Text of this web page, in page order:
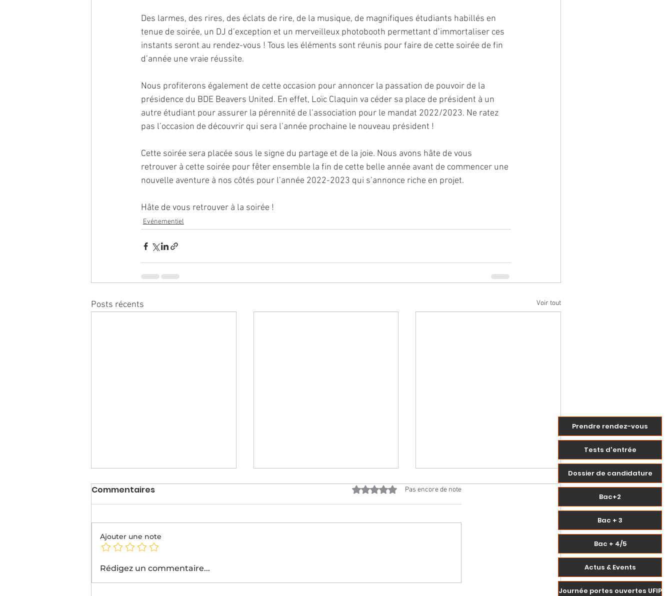
Prendre rendez-vous
Tests d'entrée
Dossier de candidature
Bac+2
Bac + 3
Bac + 4/5
Actus & Events
Journée portes ouvertes UFIP
Des larmes, des rires, des éclats de rire, de la musique, de magnifiques étudiants habillés en
tenue de soirée, un DJ d’exception et un merveilleux photobooth permettant d’immortaliser ces
instants seront au rendez-vous ! Tous les éléments sont réunis pour faire de cette soirée de fin
d’année une vraie réussite.
Nous profiterons également de cette occasion pour annoncer la passation de pouvoir de la
présidence du BDE Beavers United. En effet, Loïc Claquin va céder sa place de président à un
autre étudiant pour assurer la pérennité de l’association pour le mandat 2022/2023. Ne ratez
pas l’occasion de découvrir qui sera l’année prochaine le nouveau président !
Cette soirée sera placée sous le signe du partage et de la joie. Nous avons hâte de vous
retrouver à cette soirée pour fêter ensemble la fin de cette belle année avant de commencer une
nouvelle aventure à nos côtés pour l’année 2022-2023 qui s’annonce riche en projet.
Hâte de vous retrouver à la soirée !
Evénementiel
Posts récents Voir tout
La prochaine édition de
"Pitch ton alternance"
événement
Commentaires Noté 0 étoile sur 5.Pas encore de note
Ajouter une note
Rédigez un commentaire...